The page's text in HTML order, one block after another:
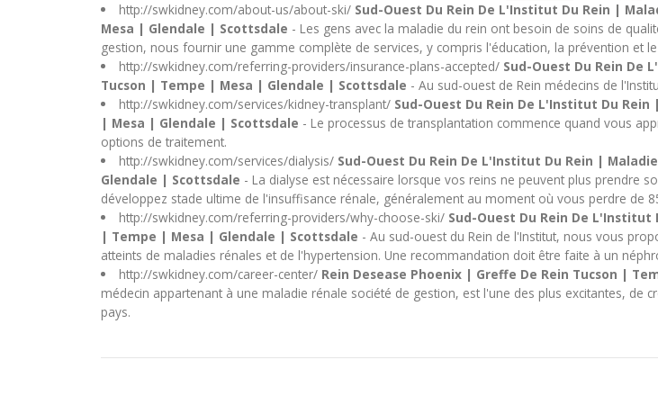
http://swkidney.com/about-us/about-ski/ Sud-Ouest Du Rein De L'Institut Du Rein |
Mesa | Glendale | Scottsdale - Les gens avec la maladie du rein ont besoin de soins de
gestion, nous fournir une gamme complète de services, y compris l'éducation, la prévention et
http://swkidney.com/referring-providers/insurance-plans-accepted/ Sud-Ouest Du Rein
Tucson | Tempe | Mesa | Glendale | Scottsdale - Au sud-ouest de Rein médecins de
http://swkidney.com/services/kidney-transplant/ Sud-Ouest Du Rein De L'Institut Du
| Mesa | Glendale | Scottsdale - Le processus de transplantation commence quand vous
options de traitement.
http://swkidney.com/services/dialysis/ Sud-Ouest Du Rein De L'Institut Du Rein |
Glendale | Scottsdale - La dialyse est nécessaire lorsque vos reins ne peuvent plus prendre
développez stade ultime de l'insuffisance rénale, généralement au moment où vous perdre de
http://swkidney.com/referring-providers/why-choose-ski/ Sud-Ouest Du Rein De
| Tempe | Mesa | Glendale | Scottsdale - Au sud-ouest du Rein de l'Institut, nous vous
atteints de maladies rénales et de l'hypertension. Une recommandation doit être faite à un
http://swkidney.com/career-center/ Rein Desease Phoenix | Greffe De Rein Tucson |
médecin appartenant à une maladie rénale société de gestion, est l'une des plus excitantes, de
pays.